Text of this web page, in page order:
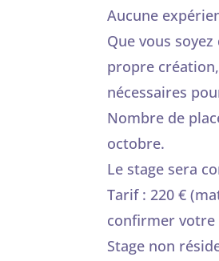
Aucune
Que vous
propre
nécessaires
Nombre de
octobre.
Le stage sera
Tarif : 220 €
confirmer votre
Stage non